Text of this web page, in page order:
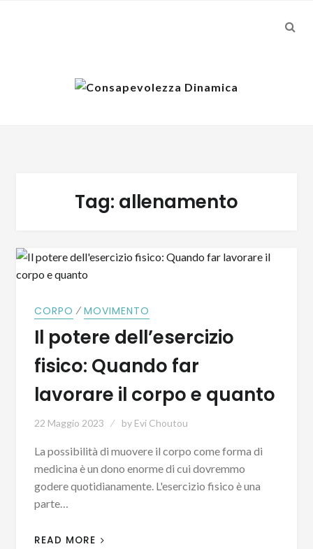
Tag: allenamento
CORPO ⁄ MOVIMENTO
Il potere dell’esercizio
fisico: Quando far
lavorare il corpo e quanto
22 Maggio 2023 by Evi Choutou
La possibilità di muovere il corpo come forma di
medicina è un dono enorme di cui dovremmo
godere quotidianamente. L'esercizio fisico è una
parte…
READ MORE